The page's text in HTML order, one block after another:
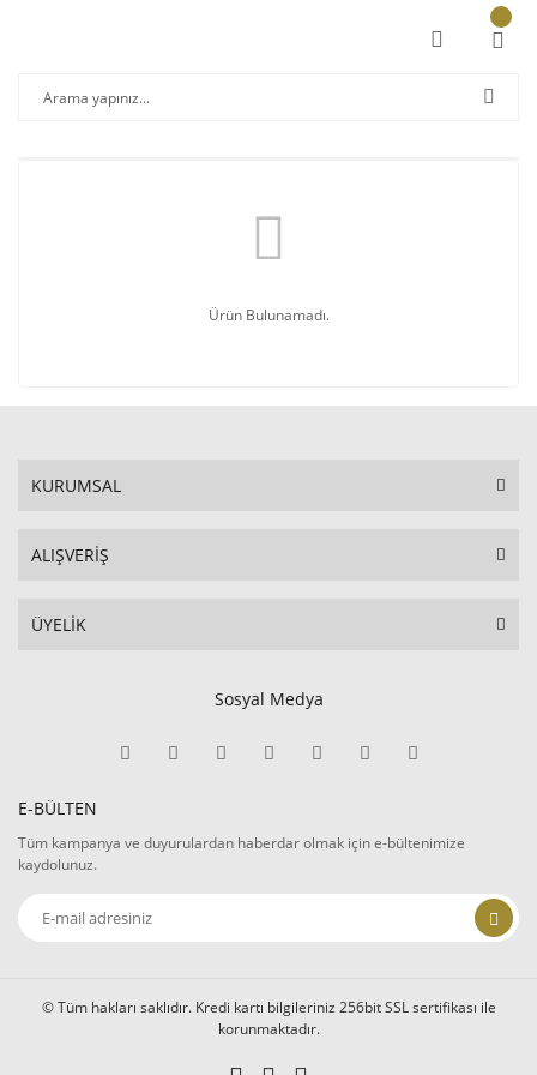
Ürün Bulunamadı.
KURUMSAL
ALIŞVERİŞ
ÜYELİK
Sosyal Medya
E-BÜLTEN
Tüm kampanya ve duyurulardan haberdar olmak için e-bültenimize
kaydolunuz.
© Tüm hakları saklıdır. Kredi kartı bilgileriniz 256bit SSL sertifikası ile
korunmaktadır.